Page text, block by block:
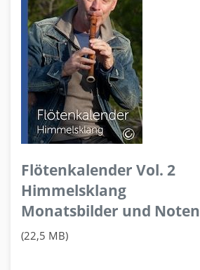
Flötenkalender Vol. 2
Himmelsklang
Monatsbilder und Noten
(22,5 MB)